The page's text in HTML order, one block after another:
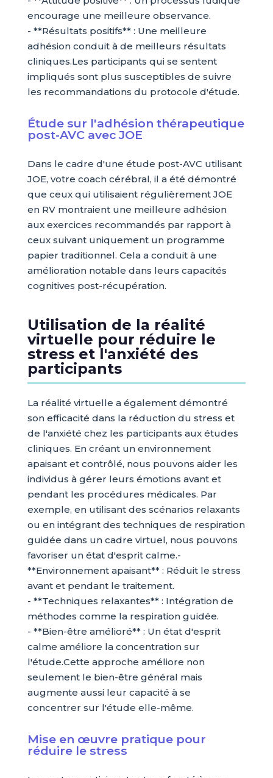
encourage une meilleure observance.
- **Résultats positifs** : Une meilleure
adhésion conduit à de meilleurs résultats
cliniques.Les participants qui se sentent
impliqués sont plus susceptibles de suivre
les recommandations du protocole d'étude.
Étude sur l'adhésion thérapeutique
post-AVC avec JOE
Dans le cadre d'une étude post-AVC utilisant
JOE, votre coach cérébral, il a été démontré
que ceux qui utilisaient régulièrement JOE
en RV montraient une meilleure adhésion
aux exercices recommandés par rapport à
ceux suivant uniquement un programme
papier traditionnel. Cela a conduit à une
amélioration notable dans leurs capacités
cognitives post-récupération.
Utilisation de la réalité
virtuelle pour réduire le
stress et l'anxiété des
participants
La réalité virtuelle a également démontré
son efficacité dans la réduction du stress et
de l'anxiété chez les participants aux études
cliniques. En créant un environnement
apaisant et contrôlé, nous pouvons aider les
individus à gérer leurs émotions avant et
pendant les procédures médicales. Par
exemple, en utilisant des scénarios relaxants
ou en intégrant des techniques de respiration
guidée dans un cadre virtuel, nous pouvons
favoriser un état d'esprit calme.-
**Environnement apaisant** : Réduit le stress
avant et pendant le traitement.
- **Techniques relaxantes** : Intégration de
méthodes comme la respiration guidée.
- **Bien-être amélioré** : Un état d'esprit
calme améliore la concentration sur
l'étude.Cette approche améliore non
seulement le bien-être général mais
augmente aussi leur capacité à se
concentrer sur l'étude elle-même.
Mise en œuvre pratique pour
réduire le stress